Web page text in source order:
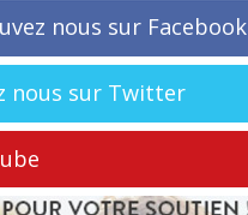
nous sur Facebook
nous sur Twitter